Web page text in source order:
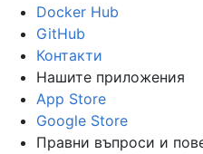
Docker Hub
GitHub
Контакти
Нашите приложения
App Store
Google Store
Правни въпроси и